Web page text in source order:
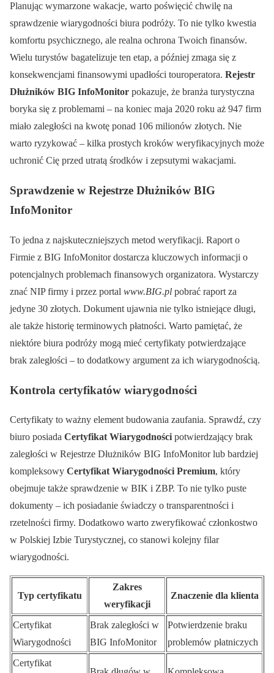
Planując wymarzone wakacje, warto poświęcić chwilę na
sprawdzenie wiarygodności biura podróży. To nie tylko kwestia
komfortu psychicznego, ale realna ochrona Twoich finansów.
Wielu turystów bagatelizuje ten etap, a później zmaga się z
konsekwencjami finansowymi upadłości touroperatora. Rejestr
Dłużników BIG InfoMonitor pokazuje, że branża turystyczna
boryka się z problemami – na koniec maja 2020 roku aż 947 firm
miało zaległości na kwotę ponad 106 milionów złotych. Nie
warto ryzykować – kilka prostych kroków weryfikacyjnych może
uchronić Cię przed utratą środków i zepsutymi wakacjami.
Sprawdzenie w Rejestrze Dłużników BIG
InfoMonitor
To jedna z najskuteczniejszych metod weryfikacji. Raport o
Firmie z BIG InfoMonitor dostarcza kluczowych informacji o
potencjalnych problemach finansowych organizatora. Wystarczy
znać NIP firmy i przez portal www.BIG.pl pobrać raport za
jedyne 30 złotych. Dokument ujawnia nie tylko istniejące długi,
ale także historię terminowych płatności. Warto pamiętać, że
niektóre biura podróży mogą mieć certyfikaty potwierdzające
brak zaległości – to dodatkowy argument za ich wiarygodnością.
Kontrola certyfikatów wiarygodności
Certyfikaty to ważny element budowania zaufania. Sprawdź, czy
biuro posiada Certyfikat Wiarygodności potwierdzający brak
zaległości w Rejestrze Dłużników BIG InfoMonitor lub bardziej
kompleksowy Certyfikat Wiarygodności Premium, który
obejmuje także sprawdzenie w BIK i ZBP. To nie tylko puste
dokumenty – ich posiadanie świadczy o transparentności i
rzetelności firmy. Dodatkowo warto zweryfikować członkostwo
w Polskiej Izbie Turystycznej, co stanowi kolejny filar
wiarygodności.
Typ certyfikatu
Zakres
weryfikacji
Znaczenie dla klienta
Certyfikat
Wiarygodności
Brak zaległości w
BIG InfoMonitor
Potwierdzenie braku
problemów płatniczych
Certyfikat